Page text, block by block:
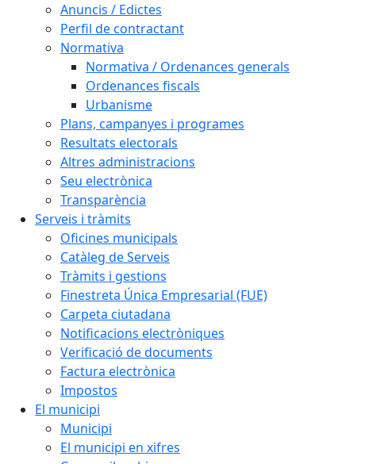
Anuncis / Edictes
Perfil de contractant
Normativa
Normativa / Ordenances generals
Ordenances fiscals
Urbanisme
Plans, campanyes i programes
Resultats electorals
Altres administracions
Seu electrònica
Transparència
Serveis i tràmits
Oficines municipals
Catàleg de Serveis
Tràmits i gestions
Finestreta Única Empresarial (FUE)
Carpeta ciutadana
Notificacions electròniques
Verificació de documents
Factura electrònica
Impostos
El municipi
Municipi
El municipi en xifres